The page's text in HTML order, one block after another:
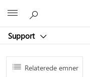
Support
Relaterede emner